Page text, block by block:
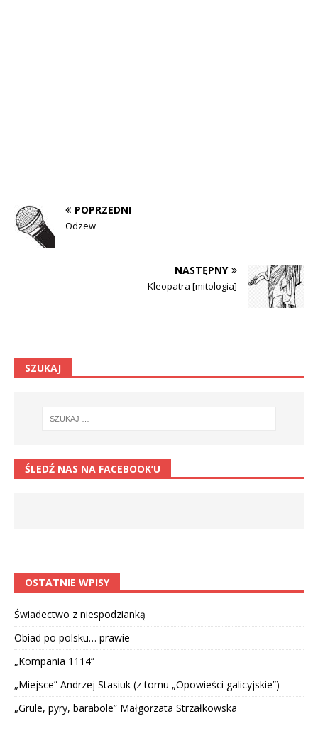
POPRZEDNI
Odzew
NASTĘPNY
Kleopatra [mitologia]
SZUKAJ
ŚLEDŹ NAS NA FACEBOOK’U
OSTATNIE WPISY
Świadectwo z niespodzianką
Obiad po polsku… prawie
„Kompania 1114”
„Miejsce” Andrzej Stasiuk (z tomu „Opowieści galicyjskie”)
„Grule, pyry, barabole” Małgorzata Strzałkowska